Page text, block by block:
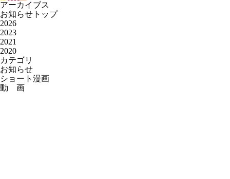
アーカイブス
お知らせトップ
2026
2023
2021
2020
カテゴリ
お知らせ
ショート漫画
動 画